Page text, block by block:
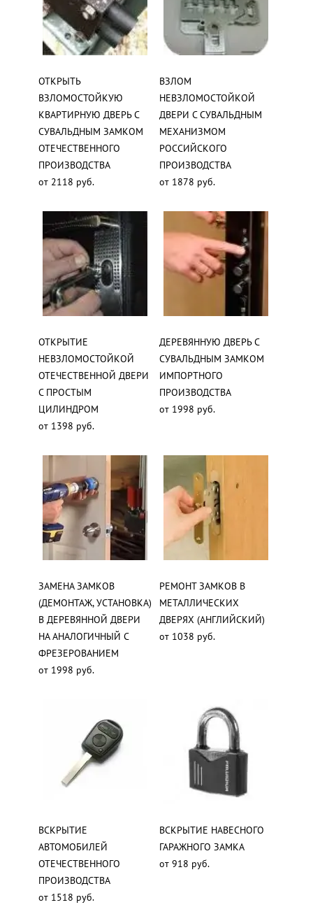
ОТКРЫТЬ
ВЗЛОМОСТОЙКУЮ
КВАРТИРНУЮ ДВЕРЬ С
СУВАЛЬДНЫМ ЗАМКОМ
ОТЕЧЕСТВЕННОГО
ПРОИЗВОДСТВА
от 2118 руб.
ВЗЛОМ
НЕВЗЛОМОСТОЙКОЙ
ДВЕРИ С СУВАЛЬДНЫМ
МЕХАНИЗМОМ
РОССИЙСКОГО
ПРОИЗВОДСТВА
от 1878 руб.
ОТКРЫТИЕ
НЕВЗЛОМОСТОЙКОЙ
ОТЕЧЕСТВЕННОЙ ДВЕРИ
С ПРОСТЫМ
ЦИЛИНДРОМ
от 1398 руб.
ДЕРЕВЯННУЮ ДВЕРЬ С
СУВАЛЬДНЫМ ЗАМКОМ
ИМПОРТНОГО
ПРОИЗВОДСТВА
от 1998 руб.
ЗАМЕНА ЗАМКОВ
(ДЕМОНТАЖ, УСТАНОВКА)
В ДЕРЕВЯННОЙ ДВЕРИ
НА АНАЛОГИЧНЫЙ С
ФРЕЗЕРОВАНИЕМ
от 1998 руб.
РЕМОНТ ЗАМКОВ В
МЕТАЛЛИЧЕСКИХ
ДВЕРЯХ (АНГЛИЙСКИЙ)
от 1038 руб.
ВСКРЫТИЕ
АВТОМОБИЛЕЙ
ОТЕЧЕСТВЕННОГО
ПРОИЗВОДСТВА
от 1518 руб.
ВСКРЫТИЕ НАВЕСНОГО
ГАРАЖНОГО ЗАМКА
от 918 руб.